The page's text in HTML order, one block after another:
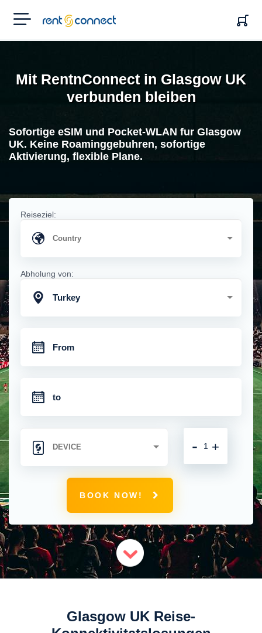
RENT'N
CONNECT
Mit RentnConnect in Glasgow UK
verbunden bleiben
Sofortige eSIM und Pocket-WLAN fur Glasgow
UK. Keine Roaminggebuhren, sofortige
Aktivierung, flexible Plane.
Reiseziel:
Abholung von:
Turkey
+
-
BOOK NOW!
Glasgow UK Reise-